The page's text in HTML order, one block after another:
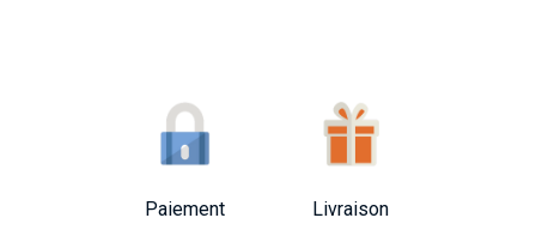
Paiement Livraison